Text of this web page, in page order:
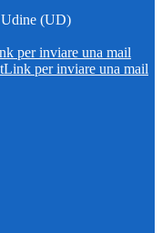
(UD)
per inviare una mail
Link per inviare una mail